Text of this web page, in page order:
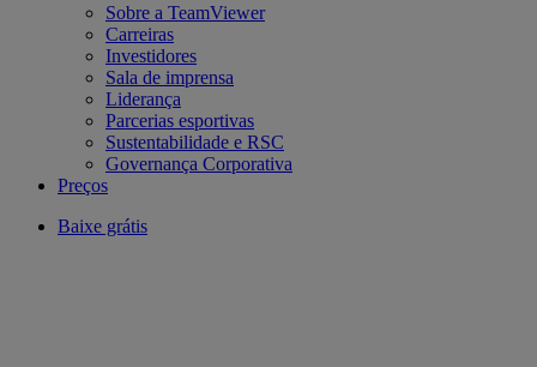
Sobre a TeamViewer
Carreiras
Investidores
Sala de imprensa
Liderança
Parcerias esportivas
Sustentabilidade e RSC
Governança Corporativa
Preços
Baixe grátis